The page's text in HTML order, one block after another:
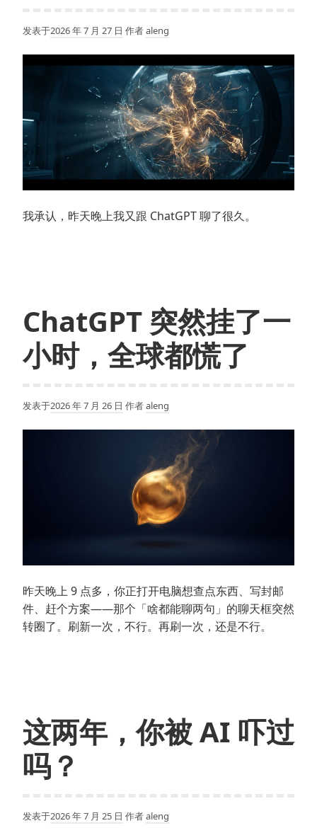
发表于2026 年 7 月 27 日 作者aleng
我承认，昨天晚上我又跟 ChatGPT 聊了很久。
ChatGPT 突然挂了一
小时，全球都慌了
发表于2026 年 7 月 26 日 作者aleng
昨天晚上 9 点多，你正打开电脑想查点东西、写封邮
件、赶个方案——那个「啥都能聊两句」的聊天框突然
转圈了。刷新一次，不行。再刷一次，还是不行。
这两年，你被 AI 吓过
吗？
发表于2026 年 7 月 25 日 作者aleng